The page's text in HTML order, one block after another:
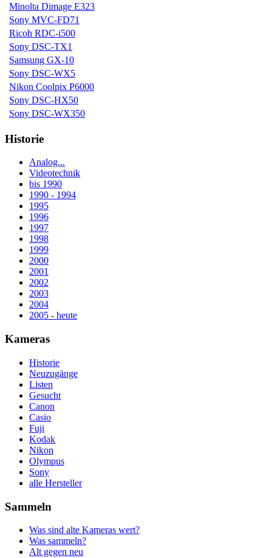
Minolta Dimage E323
Sony MVC-FD71
Ricoh RDC-i500
Sony DSC-TX1
Samsung GX-10
Sony DSC-WX5
Nikon Coolpix P6000
Sony DSC-HX50
Sony DSC-WX350
Historie
Analog...
Videotechnik
bis 1990
1990 - 1994
1995
1996
1997
1998
1999
2000
2001
2002
2003
2004
2005 - heute
Kameras
Historie
Neuzugänge
Listen
Gesucht
Canon
Casio
Fuji
Kodak
Nikon
Olympus
Sony
alle Hersteller
Sammeln
Was sind alte Kameras wert?
Was sammeln?
Alt gegen neu